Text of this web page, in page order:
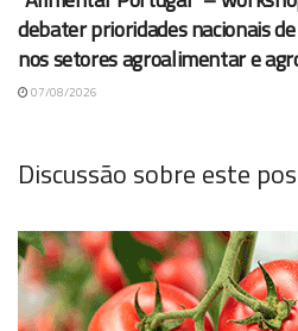
debater prioridades nacionais
nos setores agroalimentar e
07/08/2026
Discussão sobre este